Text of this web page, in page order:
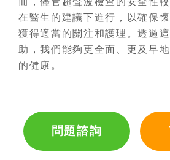
在醫生的建議下進行，以確保
獲得適當的關注和護理。透過
助，我們能夠更全面、更及早
的健康。
問題諮詢